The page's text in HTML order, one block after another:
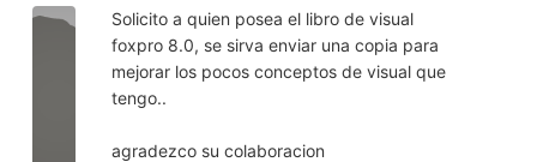
Solicito a quien posea el libro de visual
foxpro 8.0, se sirva enviar una copia para
mejorar los pocos conceptos de visual que
tengo..
agradezco su colaboracion